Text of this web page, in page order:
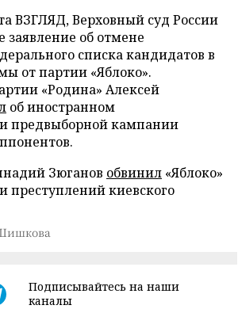
ВЗГЛЯД, Верховный суд России
заявление об отмене
списка кандидатов в
от партии «Яблоко».
«Родина» Алексей
об иностранном
предвыборной кампании
Зюганов обвинил «Яблоко»
преступлений киевского
Подписывайтесь на наши
каналы